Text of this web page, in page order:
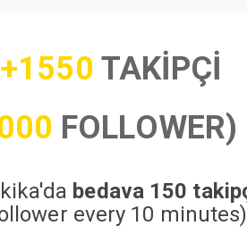
+1550 TAKİPÇİ
FOLLOWER)
bedava 150
every 10 minutes)